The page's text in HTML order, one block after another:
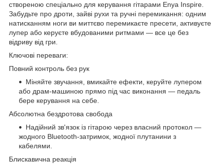
створеною спеціально для керування гітарами Enya Inspire.
Забудьте про дроти, зайві рухи та ручні перемикання: одним
натисканням ноги ви миттєво перемикаєте пресети, активуєте
лупер або керуєте вбудованими ритмами — все це без
відриву від гри.
Ключові переваги:
Повний контроль без рук
Міняйте звучання, вмикайте ефекти, керуйте лупером
або драм-машиною прямо під час виконання — педаль
бере керування на себе.
Абсолютна бездротова свобода
Надійний зв'язок із гітарою через власний протокол —
жодного Bluetooth-затримок, жодної плутанини з
кабелями.
Блискавична реакція